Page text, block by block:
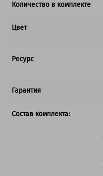
Количество в комплекте
Цвет
Ресурс
Гарантия
Состав комплекта: